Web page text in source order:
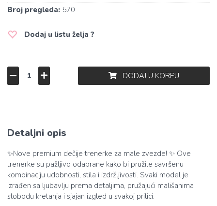
Broj pregleda: 570
Dodaj u listu želja ?
DODAJ U KORPU
Detaljni opis
✨Nove premium dečije trenerke za male zvezde! ✨ Ove
trenerke su pažljivo odabrane kako bi pružile savršenu
kombinaciju udobnosti, stila i izdržljivosti. Svaki model je
izrađen sa ljubavlju prema detaljima, pružajući mališanima
slobodu kretanja i sjajan izgled u svakoj prilici.